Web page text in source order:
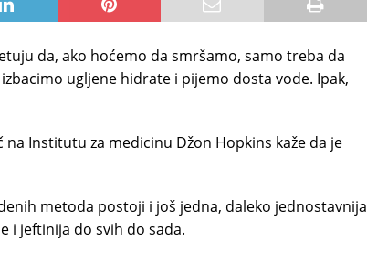
da, ako hoćemo da smršamo, samo treba da
ugljene hidrate i pijemo dosta vode. Ipak,
Institutu za medicinu Džon Hopkins kaže da je
metoda postoji i još jedna, daleko jednostavnija
i jeftinija do svih do sada.